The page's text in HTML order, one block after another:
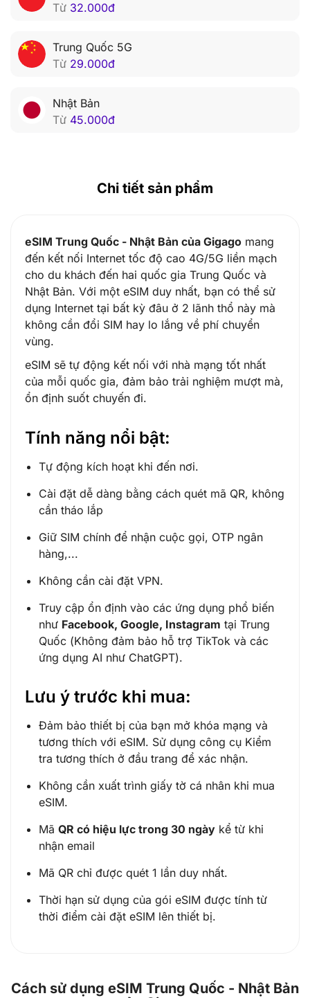
Từ 32.000đ
Trung Quốc 5G
Từ 29.000đ
Nhật Bản
Từ 45.000đ
Chi tiết sản phẩm
eSIM Trung Quốc - Nhật Bản của Gigago mang
đến kết nối Internet tốc độ cao 4G/5G liền mạch
cho du khách đến hai quốc gia Trung Quốc và
Nhật Bản. Với một eSIM duy nhất, bạn có thể sử
dụng Internet tại bất kỳ đâu ở 2 lãnh thổ này mà
không cần đổi SIM hay lo lắng về phí chuyển
vùng.
eSIM sẽ tự động kết nối với nhà mạng tốt nhất
của mỗi quốc gia, đảm bảo trải nghiệm mượt mà,
ổn định suốt chuyến đi.
Tính năng nổi bật:
Tự động kích hoạt khi đến nơi.
Cài đặt dễ dàng bằng cách quét mã QR, không
cần tháo lắp
Giữ SIM chính để nhận cuộc gọi, OTP ngân
hàng,...
Không cần cài đặt VPN.
Truy cập ổn định vào các ứng dụng phổ biến
như Facebook, Google, Instagram tại Trung
Quốc (Không đảm bảo hỗ trợ TikTok và các
ứng dụng AI như ChatGPT).
Lưu ý trước khi mua:
Đảm bảo thiết bị của bạn mở khóa mạng và
tương thích với eSIM. Sử dụng công cụ Kiểm
tra tương thích ở đầu trang để xác nhận.
Không cần xuất trình giấy tờ cá nhân khi mua
eSIM.
Mã QR có hiệu lực trong 30 ngày kể từ khi
nhận email
Mã QR chỉ được quét 1 lần duy nhất.
Thời hạn sử dụng của gói eSIM được tính từ
thời điểm cài đặt eSIM lên thiết bị.
Cách sử dụng eSIM Trung Quốc - Nhật Bản